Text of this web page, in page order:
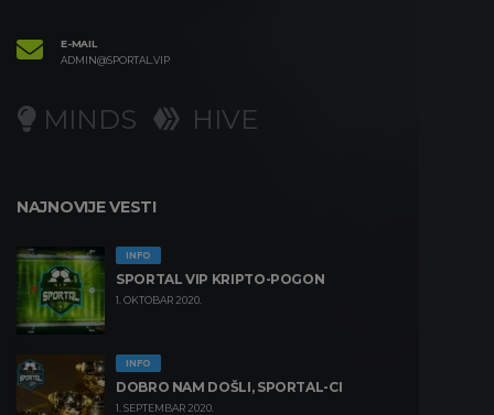
E-MAIL
ADMIN@SPORTAL.VIP
MINDS HIVE
NAJNOVIJE VESTI
INFO
SPORTAL VIP KRIPTO-POGON
1. OKTOBAR 2020.
INFO
DOBRO NAM DOŠLI, SPORTAL-CI
1. SEPTEMBAR 2020.